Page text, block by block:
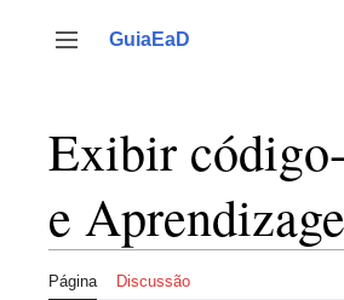
para
Alternar barra lateral
GuiaEaD
Exibir
e
Página Discussão